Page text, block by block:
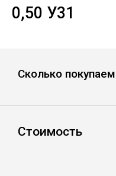
Швеллер
0,50 У31
Сколько покупаем
Стоимость